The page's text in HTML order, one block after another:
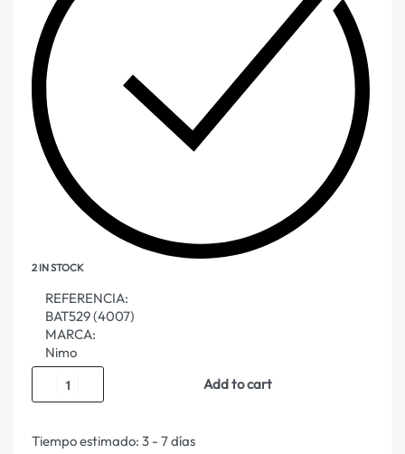
2 IN STOCK
REFERENCIA:
BAT529 (4007)
MARCA:
Nimo
Add to cart
Tiempo estimado: 3 - 7 días